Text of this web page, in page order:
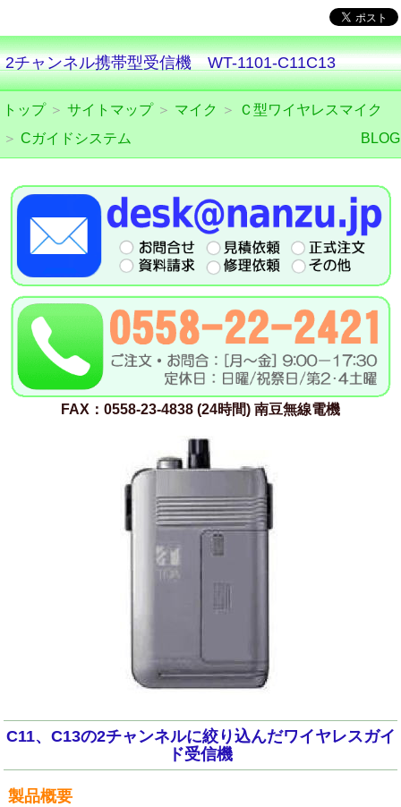
2チャンネル携帯型受信機 WT-1101-C11C13
トップ＞ サイトマップ＞ マイク ＞
Ｃ型ワイヤレスマイク
＞ Cガイドシステム BLOG
FAX：0558-23-4838 (24時間) 南豆無線電機
C11、C13の2チャンネルに絞り込んだワイヤレスガイ
ド受信機
製品概要